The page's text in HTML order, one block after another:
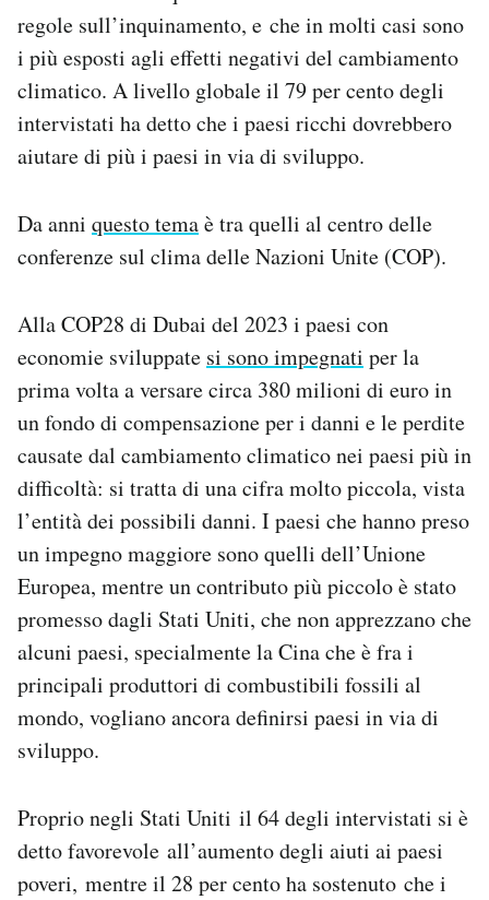
regole sull’inquinamento, e che in molti casi sono
i più esposti agli effetti negativi del cambiamento
climatico. A livello globale il 79 per cento degli
intervistati ha detto che i paesi ricchi dovrebbero
aiutare di più i paesi in via di sviluppo.
Da anni questo temaè tra quelli al centro delle
conferenze sul clima delle Nazioni Unite (COP).
Alla COP28 di Dubai del 2023 i paesi con
economie sviluppate si sono impegnati per la
prima volta a versare circa 380 milioni di euro in
un fondo di compensazione per i danni e le perdite
causate dal cambiamento climatico nei paesi più in
difficoltà: si tratta di una cifra molto piccola, vista
l’entità dei possibili danni. I paesi che hanno preso
un impegno maggiore sono quelli dell’Unione
Europea, mentre un contributo più piccolo è stato
promesso dagli Stati Uniti, che non apprezzano che
alcuni paesi, specialmente la Cina che è fra i
principali produttori di combustibili fossili al
mondo, vogliano ancora definirsi paesi in via di
sviluppo.
Proprio negli Stati Uniti il 64 degli intervistati si è
detto favorevole all’aumento degli aiuti ai paesi
poveri, mentre il 28 per cento ha sostenuto che i